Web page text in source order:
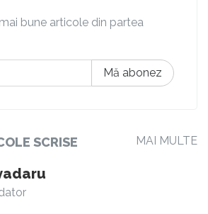
bune articole din partea
Mă abonez
SCRISE MAI MULTE